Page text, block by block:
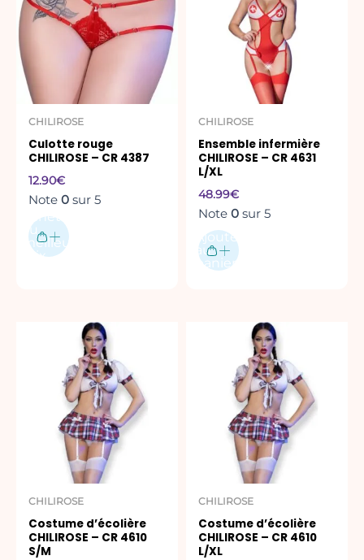
CHILIROSE
Culotte rouge
CHILIROSE – CR 4387
12.90€
Note 0 sur 5
Acheter
au
meilleur
prix
plusieurs
variations.
peuvent
être
choisies
sur
la
page
du
produit
CHILIROSE
Ensemble infermière
CHILIROSE – CR 4631
L/XL
48.99€
Note 0 sur 5
Ajouter
au
panier
CHILIROSE
Costume d’écolière
CHILIROSE – CR 4610
S/M
CHILIROSE
Costume d’écolière
CHILIROSE – CR 4610
L/XL